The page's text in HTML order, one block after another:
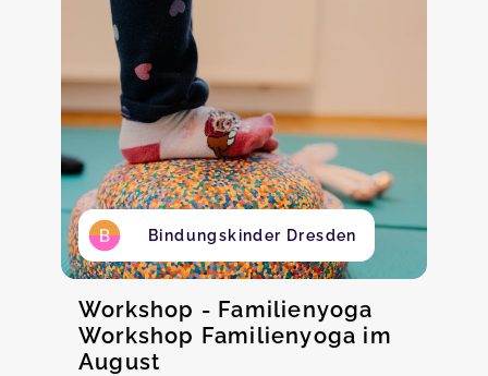
Bindungskinder Dresden
Workshop - Familienyoga
Workshop Familienyoga im
August